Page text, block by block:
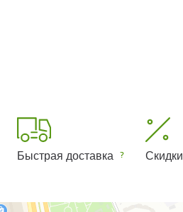
Быстрая доставка Скидки